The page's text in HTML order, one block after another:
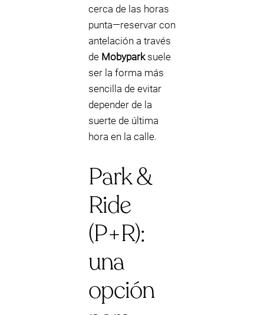
cerca de las horas
punta—reservar con
antelación a través
de Mobyparksuele
ser la forma más
sencilla de evitar
depender de la
suerte de última
hora en la calle.
Park &
Ride
(P+R):
una
opción